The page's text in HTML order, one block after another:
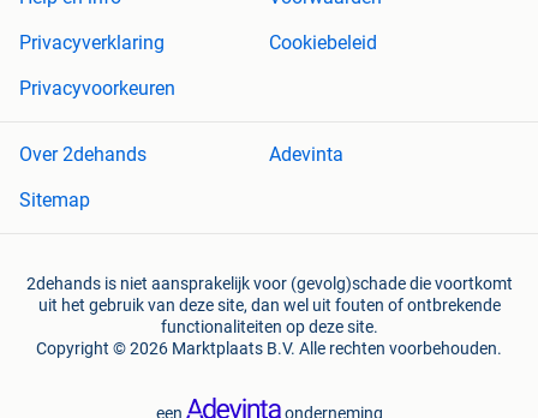
Privacyverklaring
Cookiebeleid
Privacyvoorkeuren
Over 2dehands
Adevinta
Sitemap
2dehands is niet aansprakelijk voor (gevolg)schade die voortkomt
uit het gebruik van deze site, dan wel uit fouten of ontbrekende
functionaliteiten op deze site.
Copyright © 2026 Marktplaats B.V. Alle rechten voorbehouden.
een onderneming